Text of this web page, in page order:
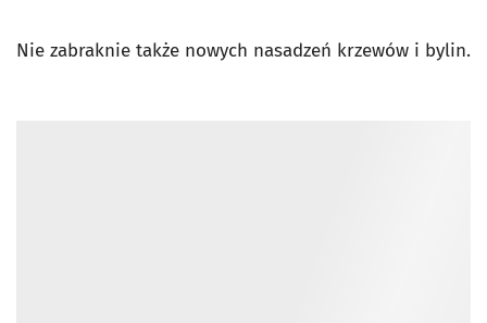
Nie zabraknie także nowych nasadzeń krzewów i bylin.